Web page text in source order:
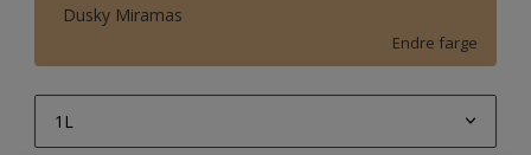
Dusky Miramas
Endre farge
1L